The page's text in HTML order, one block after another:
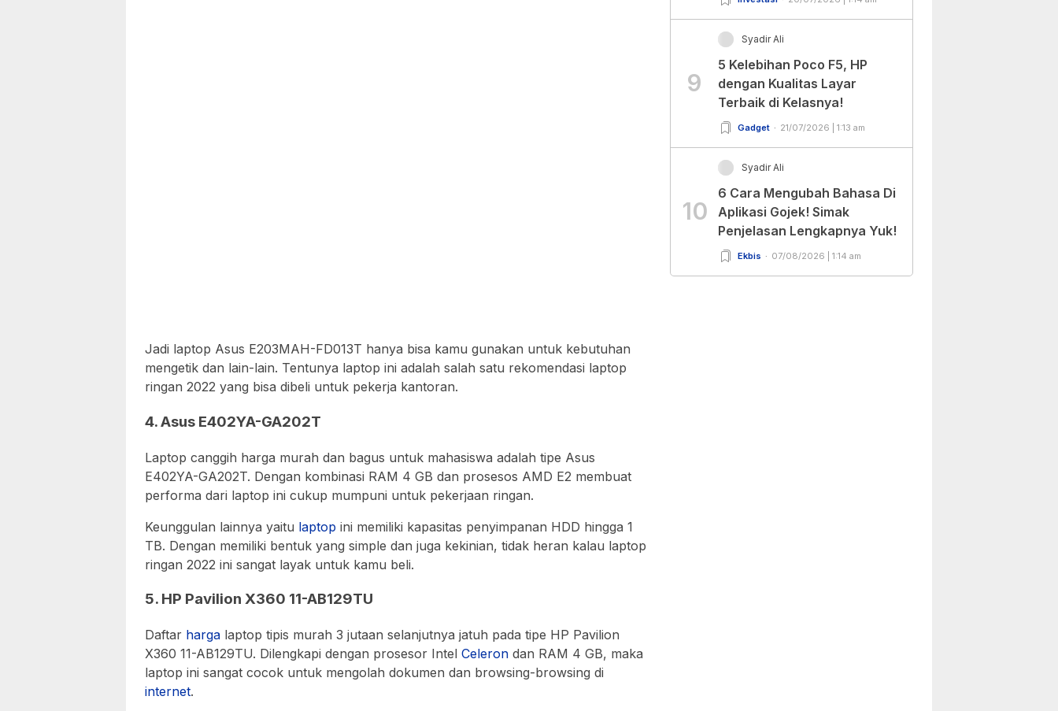
Jadi laptop Asus E203MAH-FD013T hanya bisa kamu gunakan untuk kebutuhan
mengetik dan lain-lain. Tentunya laptop ini adalah salah satu rekomendasi laptop
ringan 2022 yang bisa dibeli untuk pekerja kantoran.
4. Asus E402YA-GA202T
Laptop canggih harga murah dan bagus untuk mahasiswa adalah tipe Asus
E402YA-GA202T. Dengan kombinasi RAM 4 GB dan prosesos AMD E2 membuat
performa dari laptop ini cukup mumpuni untuk pekerjaan ringan.
Keunggulan lainnya yaitu laptop ini memiliki kapasitas penyimpanan HDD hingga 1
TB. Dengan memiliki bentuk yang simple dan juga kekinian, tidak heran kalau laptop
ringan 2022 ini sangat layak untuk kamu beli.
5. HP Pavilion X360 11-AB129TU
Daftar harga laptop tipis murah 3 jutaan selanjutnya jatuh pada tipe HP Pavilion
X360 11-AB129TU. Dilengkapi dengan prosesor Intel Celeron dan RAM 4 GB, maka
laptop ini sangat cocok untuk mengolah dokumen dan browsing-browsing di
internet.
9
Syadir Ali
5 Kelebihan Poco F5, HP
dengan Kualitas Layar
Terbaik di Kelasnya!
Gadget 21/07/2026 | 1:13 am
10
Syadir Ali
6 Cara Mengubah Bahasa Di
Aplikasi Gojek! Simak
Penjelasan Lengkapnya Yuk!
Ekbis 07/08/2026 | 1:14 am